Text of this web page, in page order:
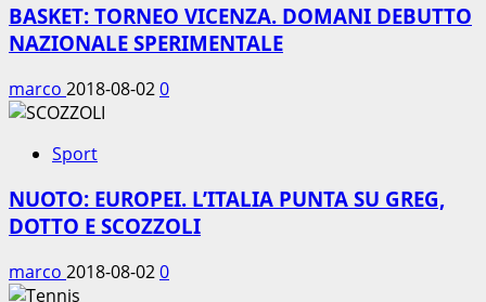
BASKET: TORNEO VICENZA. DOMANI DEBUTTO
NAZIONALE SPERIMENTALE
marco 2018-08-020
Sport
NUOTO: EUROPEI. L’ITALIA PUNTA SU GREG,
DOTTO E SCOZZOLI
marco 2018-08-020